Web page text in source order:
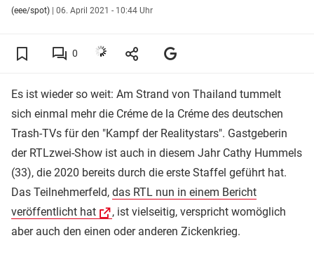
(eee/spot) | 06. April 2021 - 10:44 Uhr
0
Es ist wieder so weit: Am Strand von Thailand tummelt
sich einmal mehr die Créme de la Créme des deutschen
Trash-TVs für den "Kampf der Realitystars". Gastgeberin
der RTLzwei-Show ist auch in diesem Jahr Cathy Hummels
(33), die 2020 bereits durch die erste Staffel geführt hat.
Das Teilnehmerfeld, das RTL nun in einem Bericht
veröffentlicht hat
, ist vielseitig, verspricht womöglich
aber auch den einen oder anderen Zickenkrieg.